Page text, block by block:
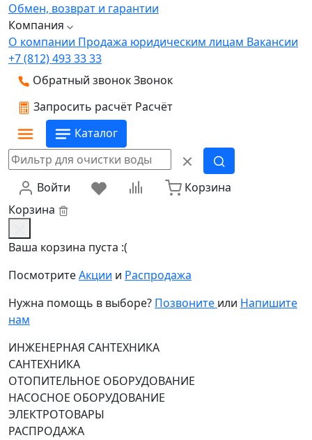
Обмен, возврат и гарантии
Компания
О компании Продажа юридическим лицам Вакансии
+7 (812) 493 33 33
Обратный звонокЗвонок
Запросить расчёт Расчёт
Каталог
Войти
Корзина
Корзина
Ваша корзина пуста :(
ПосмотритеАкции и Распродажа
Нужна помощь в выборе? Позвоните или Напишите
нам
ИНЖЕНЕРНАЯ САНТЕХНИКА
САНТЕХНИКА
ОТОПИТЕЛЬНОЕ ОБОРУДОВАНИЕ
НАСОСНОЕ ОБОРУДОВАНИЕ
ЭЛЕКТРОТОВАРЫ
РАСПРОДАЖА